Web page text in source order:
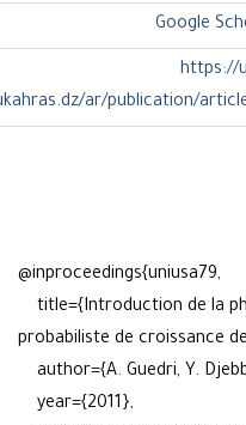
soukahras.dz/ar/publication/
@inproceedings{uniusa79,
title={Introduction de la
probabiliste de
author={A. Guedri, Y.
year={2011},